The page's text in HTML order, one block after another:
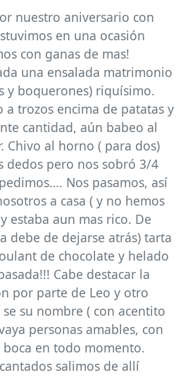
nuestro aniversario con
en una ocasión
con ganas de mas!
una ensalada matrimonio
y boquerones) riquísimo.
a trozos encima de patatas y
cantidad, aún babeo al
Chivo al horno ( para dos)
dedos pero nos sobró 3/4
Nos pasamos, así
a casa ( y no hemos
estaba aun mas rico. De
debe de dejarse atrás) tarta
de chocolate y helado
Cabe destacar la
por parte de Leo y otro
su nombre ( con acentito
personas amables, con
en todo momento.
salimos de allí